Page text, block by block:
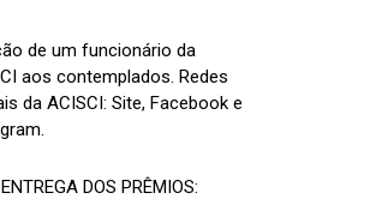
de um funcionário da
aos contemplados. Redes
da ACISCI: Site, Facebook e
DOS PRÊMIOS: